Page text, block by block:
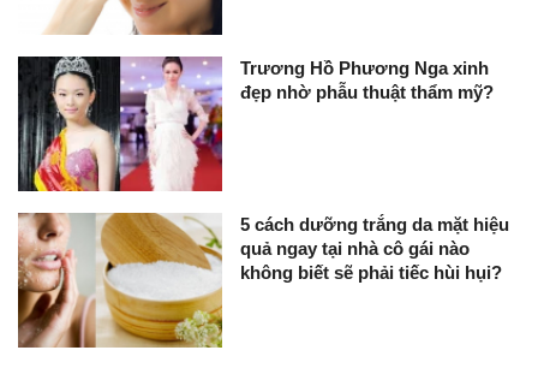
Trương Hồ Phương Nga xinh
đẹp nhờ phẫu thuật thẩm mỹ?
5 cách dưỡng trắng da mặt hiệu
quả ngay tại nhà cô gái nào
không biết sẽ phải tiếc hùi hụi?